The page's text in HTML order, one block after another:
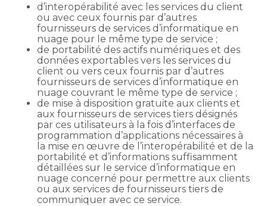
d’interopérabilité avec les services du client
ou avec ceux fournis par d’autres
fournisseurs de services d’informatique en
nuage pour le même type de service ;
de portabilité des actifs numériques et des
données exportables vers les services du
client ou vers ceux fournis par d’autres
fournisseurs de services d’informatique en
nuage couvrant le même type de service ;
de mise à disposition gratuite aux clients et
aux fournisseurs de services tiers désignés
par ces utilisateurs à la fois d’interfaces de
programmation d’applications nécessaires à
la mise en œuvre de l’interopérabilité et de la
portabilité et d’informations suffisamment
détaillées sur le service d’informatique en
nuage concerné pour permettre aux clients
ou aux services de fournisseurs tiers de
communiquer avec ce service.